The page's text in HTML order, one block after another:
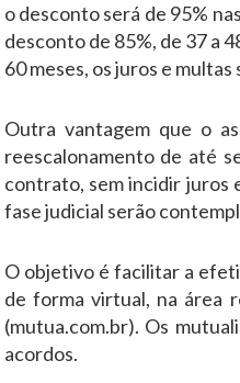
o desconto será de 95%
desconto de 85%, de 37 a
60 meses, os juros e
Outra vantagem que o
reescalonamento de até
contrato, sem incidir juros
fase judicial serão
O objetivo é facilitar a
de forma virtual, na área
(mutua.com.br). Os
acordos.